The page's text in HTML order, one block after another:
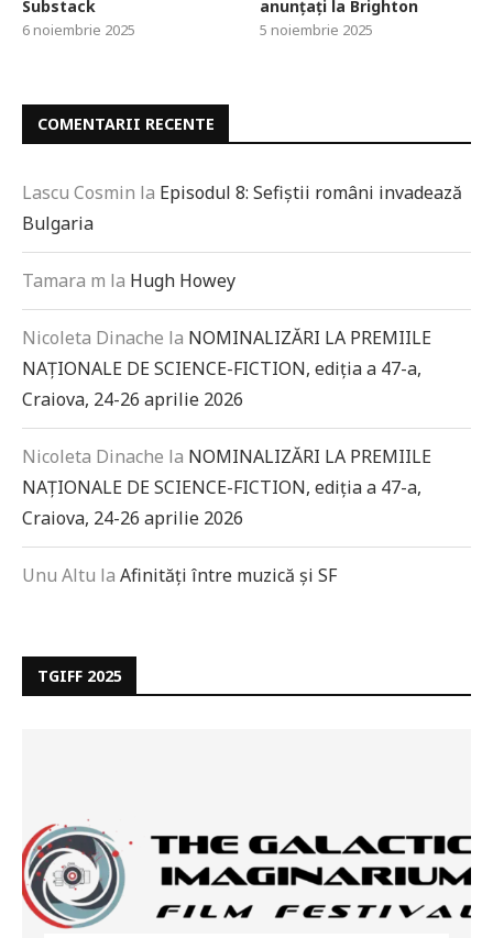
Substack
6 noiembrie 2025
anunțați la Brighton
5 noiembrie 2025
COMENTARII RECENTE
Lascu Cosmin la Episodul 8: Sefiștii români invadează
Bulgaria
Tamara m la Hugh Howey
Nicoleta Dinache la NOMINALIZĂRI LA PREMIILE
NAȚIONALE DE SCIENCE-FICTION, ediția a 47-a,
Craiova, 24-26 aprilie 2026
Nicoleta Dinache la NOMINALIZĂRI LA PREMIILE
NAȚIONALE DE SCIENCE-FICTION, ediția a 47-a,
Craiova, 24-26 aprilie 2026
Unu Altu la Afinități între muzică și SF
TGIFF 2025